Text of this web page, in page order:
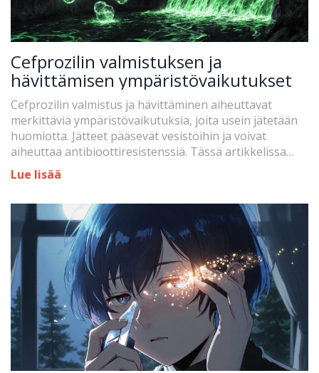
Cefprozilin valmistuksen ja
hävittämisen ympäristövaikutukset
Cefprozilin valmistus ja hävittäminen aiheuttavat
merkittäviä ympäristövaikutuksia, joita usein jätetään
huomiotta. Jätteet pääsevät vesistöihin ja voivat
aiheuttaa antibioottiresistenssiä. Tässä artikkelissa
selitetään, miten teollisuus ja yksilöt voivat vähentää
vaikutuksia.
Lue lisää